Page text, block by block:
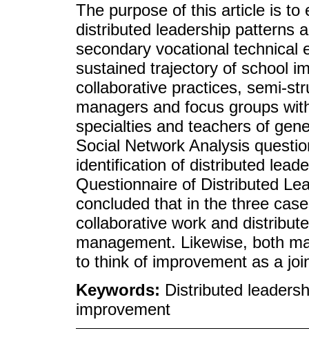
The purpose of this article is to
distributed leadership patterns
secondary vocational technical
sustained trajectory of school
collaborative practices, semi-
managers and focus groups
specialties and teachers of
Social Network Analysis
identification of distributed
Questionnaire of Distributed
concluded that in the three
collaborative work and
management. Likewise, both
to think of improvement as a
Keywords: Distributed
improvement